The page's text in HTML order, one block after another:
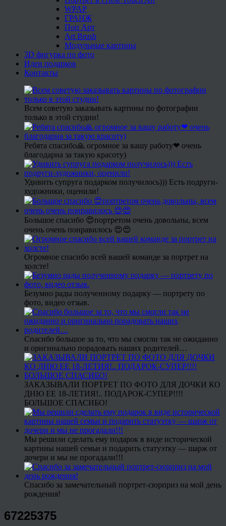
WPAP
ГРАНЖ
Поп Арт
Art Brush
Модульные картины
3D фигурка по фото
Идеи подарков
Контакты
Всем советую заказывать картины по фотографии
только в этой студии!
Ребята спасибо🙏 огромное за вашу работу❤ очень
благодарна за такую красоту)
Удивить супруга подарком получилось))) Есть подруги-
художники, оценили!
Большое спасибо 😍портретом очень довольны, всем
очень очень понравилось 😍😍
Огромное спасибо всей вашей команде за портрет на
холсте!
Безумно рады полученному подарку — портрету по
фото, видео отзыв.
Спасибо большое за то, что мы смогли так не ожиданно
и оригинально порадовать наших родителей…
ЗАКАЗЫВАЛИ ПОРТРЕТ ПО ФОТО ДЛЯ ДОЧКИ КО
ДНЮ ЕЕ 18-ЛЕТИЯ!.. ПОДАРОК-СУПЕР!!!!
БОЛЬШОЕ СПАСИБО!
Мы решили сделать ему подарок в виде исторической
картины нашей семьи и подарить статуэтку — шарж от
дочери и мы не прогадали!!!
Спасибо за замечательный портрет-сюрприз на мой день
рождения!
67225375